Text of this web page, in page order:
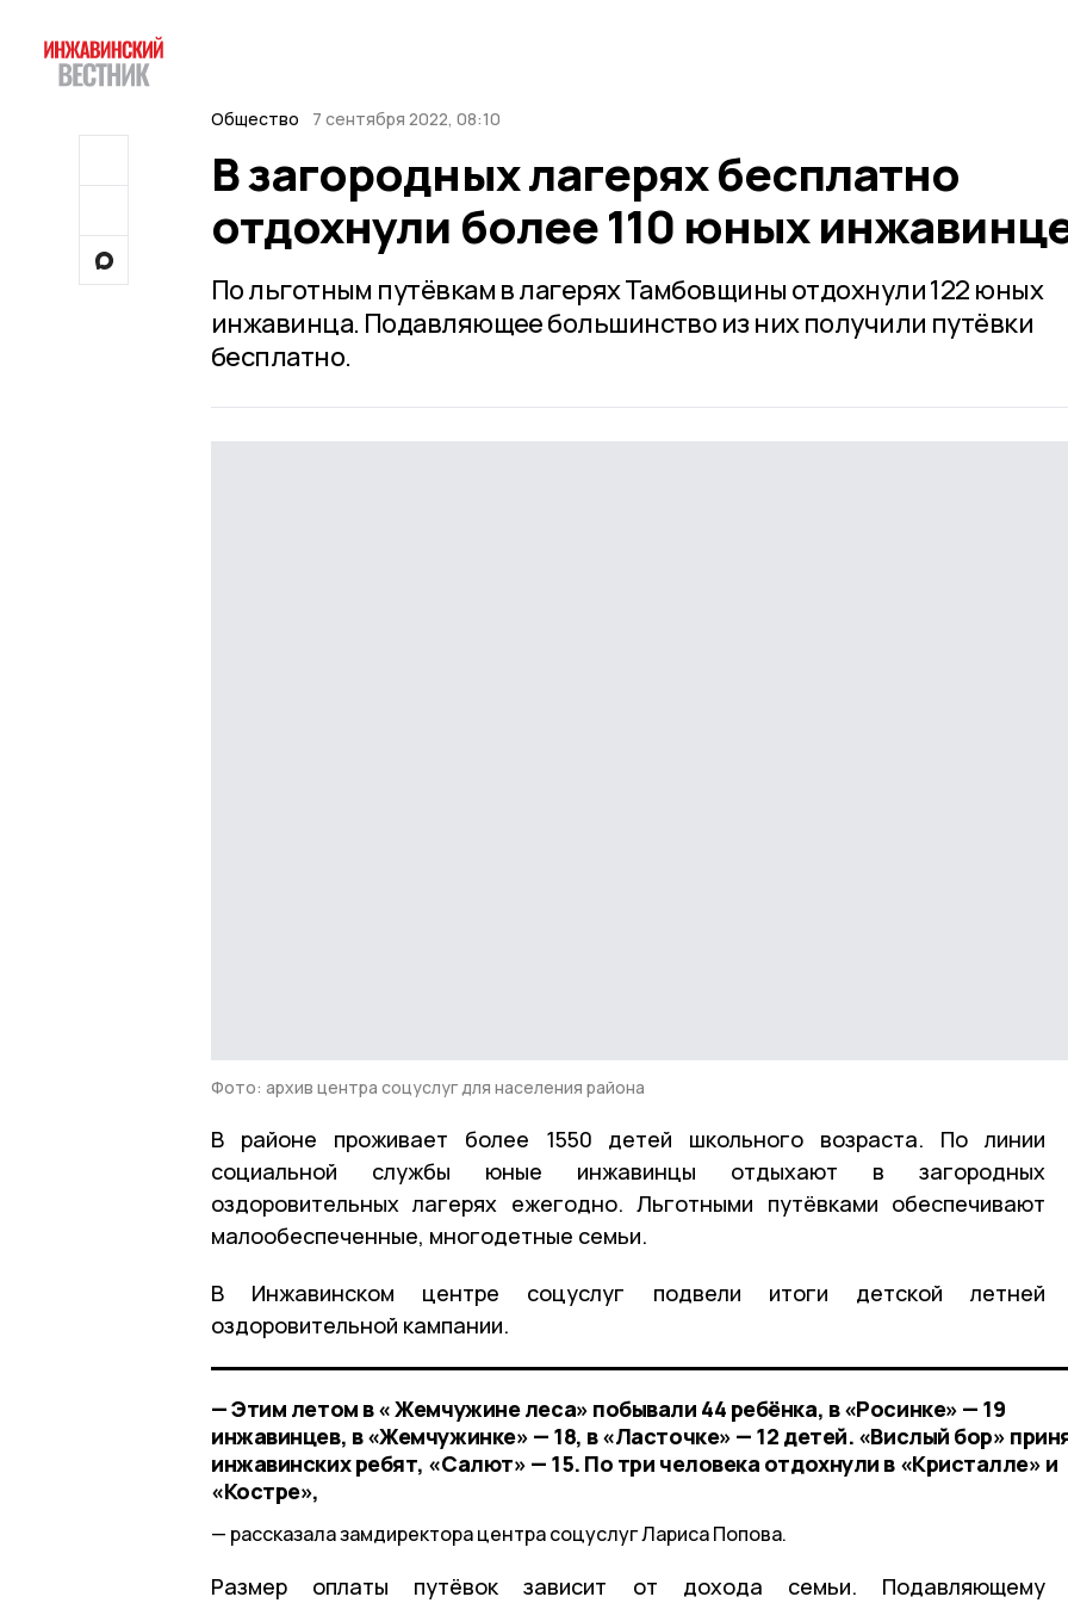
Общество 7 сентября 2022, 08:10
В загородных лагерях бесплатно
отдохнули более 110 юных
По льготным путёвкам в лагерях Тамбовщины отдохнули 122 юных
инжавинца. Подавляющее большинство из них получили путёвки
бесплатно.
Фото: архив центра соцуслуг для населения района
В районе проживает более 1550 детей школьного возраста. По линии
социальной службы юные инжавинцы отдыхают в загородных
оздоровительных лагерях ежегодно. Льготными путёвками обеспечивают
малообеспеченные, многодетные семьи.
В Инжавинском центре соцуслуг подвели итоги детской летней
оздоровительной кампании.
— Этим летом в « Жемчужине леса» побывали 44 ребёнка, в «Росинке» — 19
инжавинцев, в «Жемчужинке» — 18, в «Ласточке» — 12 детей. «Вислый бор»
инжавинских ребят, «Салют» — 15. По три человека отдохнули в «Кристалле» и
«Костре»,
рассказала замдиректора центра соцуслуг Лариса Попова.
Размер оплаты путёвок зависит от дохода семьи. Подавляющему